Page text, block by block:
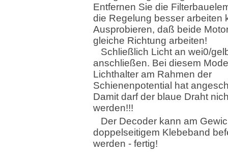
Entfernen Sie die
die Regelung besser arbeiten
Ausprobieren, daß beide
gleiche Richtung arbeiten!
Schließlich Licht an wei0/
anschließen. Bei diesem
Lichthalter am Rahmen der
Schienenpotential hat
Damit darf der blaue Draht
werden!!!
Der Decoder kann am
doppelseitigem Klebeband
werden - fertig!